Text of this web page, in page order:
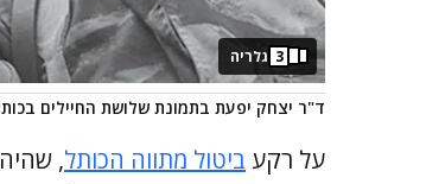
ד"ר יצחק יפעת בתמונת שלושת החיילים
3 גלריה
על רקע ביטול מתווה הכותל,